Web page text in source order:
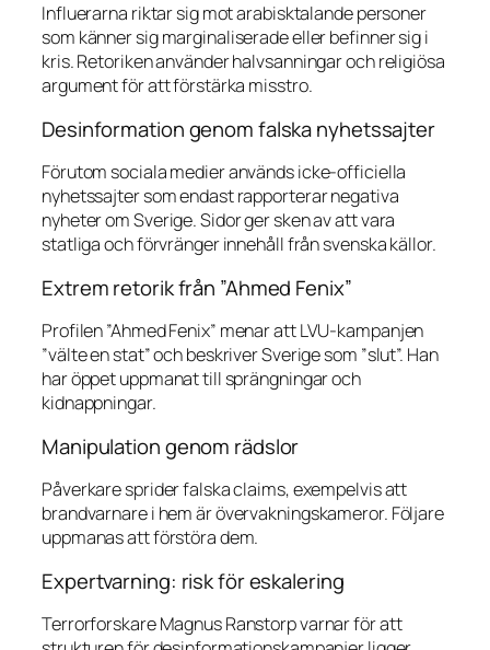
Influerarna riktar sig mot arabisktalande personer
som känner sig marginaliserade eller befinner sig i
kris. Retoriken använder halvsanningar och religiösa
argument för att förstärka misstro.
Desinformation genom falska nyhetssajter
Förutom sociala medier används icke-officiella
nyhetssajter som endast rapporterar negativa
nyheter om Sverige. Sidor ger sken av att vara
statliga och förvränger innehåll från svenska källor.
Extrem retorik från ”Ahmed Fenix”
Profilen ”Ahmed Fenix” menar att LVU-kampanjen
”välte en stat” och beskriver Sverige som ”slut”. Han
har öppet uppmanat till sprängningar och
kidnappningar.
Manipulation genom rädslor
Påverkare sprider falska claims, exempelvis att
brandvarnare i hem är övervakningskameror. Följare
uppmanas att förstöra dem.
Expertvarning: risk för eskalering
Terrorforskare Magnus Ranstorp varnar för att